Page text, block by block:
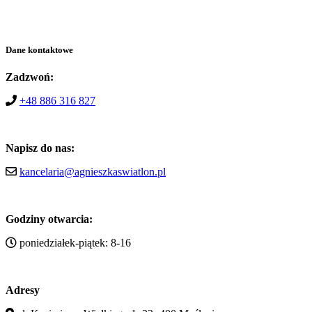
Dane kontaktowe
Zadzwoń:
+48 886 316 827
Napisz do nas:
kancelaria@agnieszkaswiatlon.pl
Godziny otwarcia:
poniedziałek-piątek: 8-16
Adresy